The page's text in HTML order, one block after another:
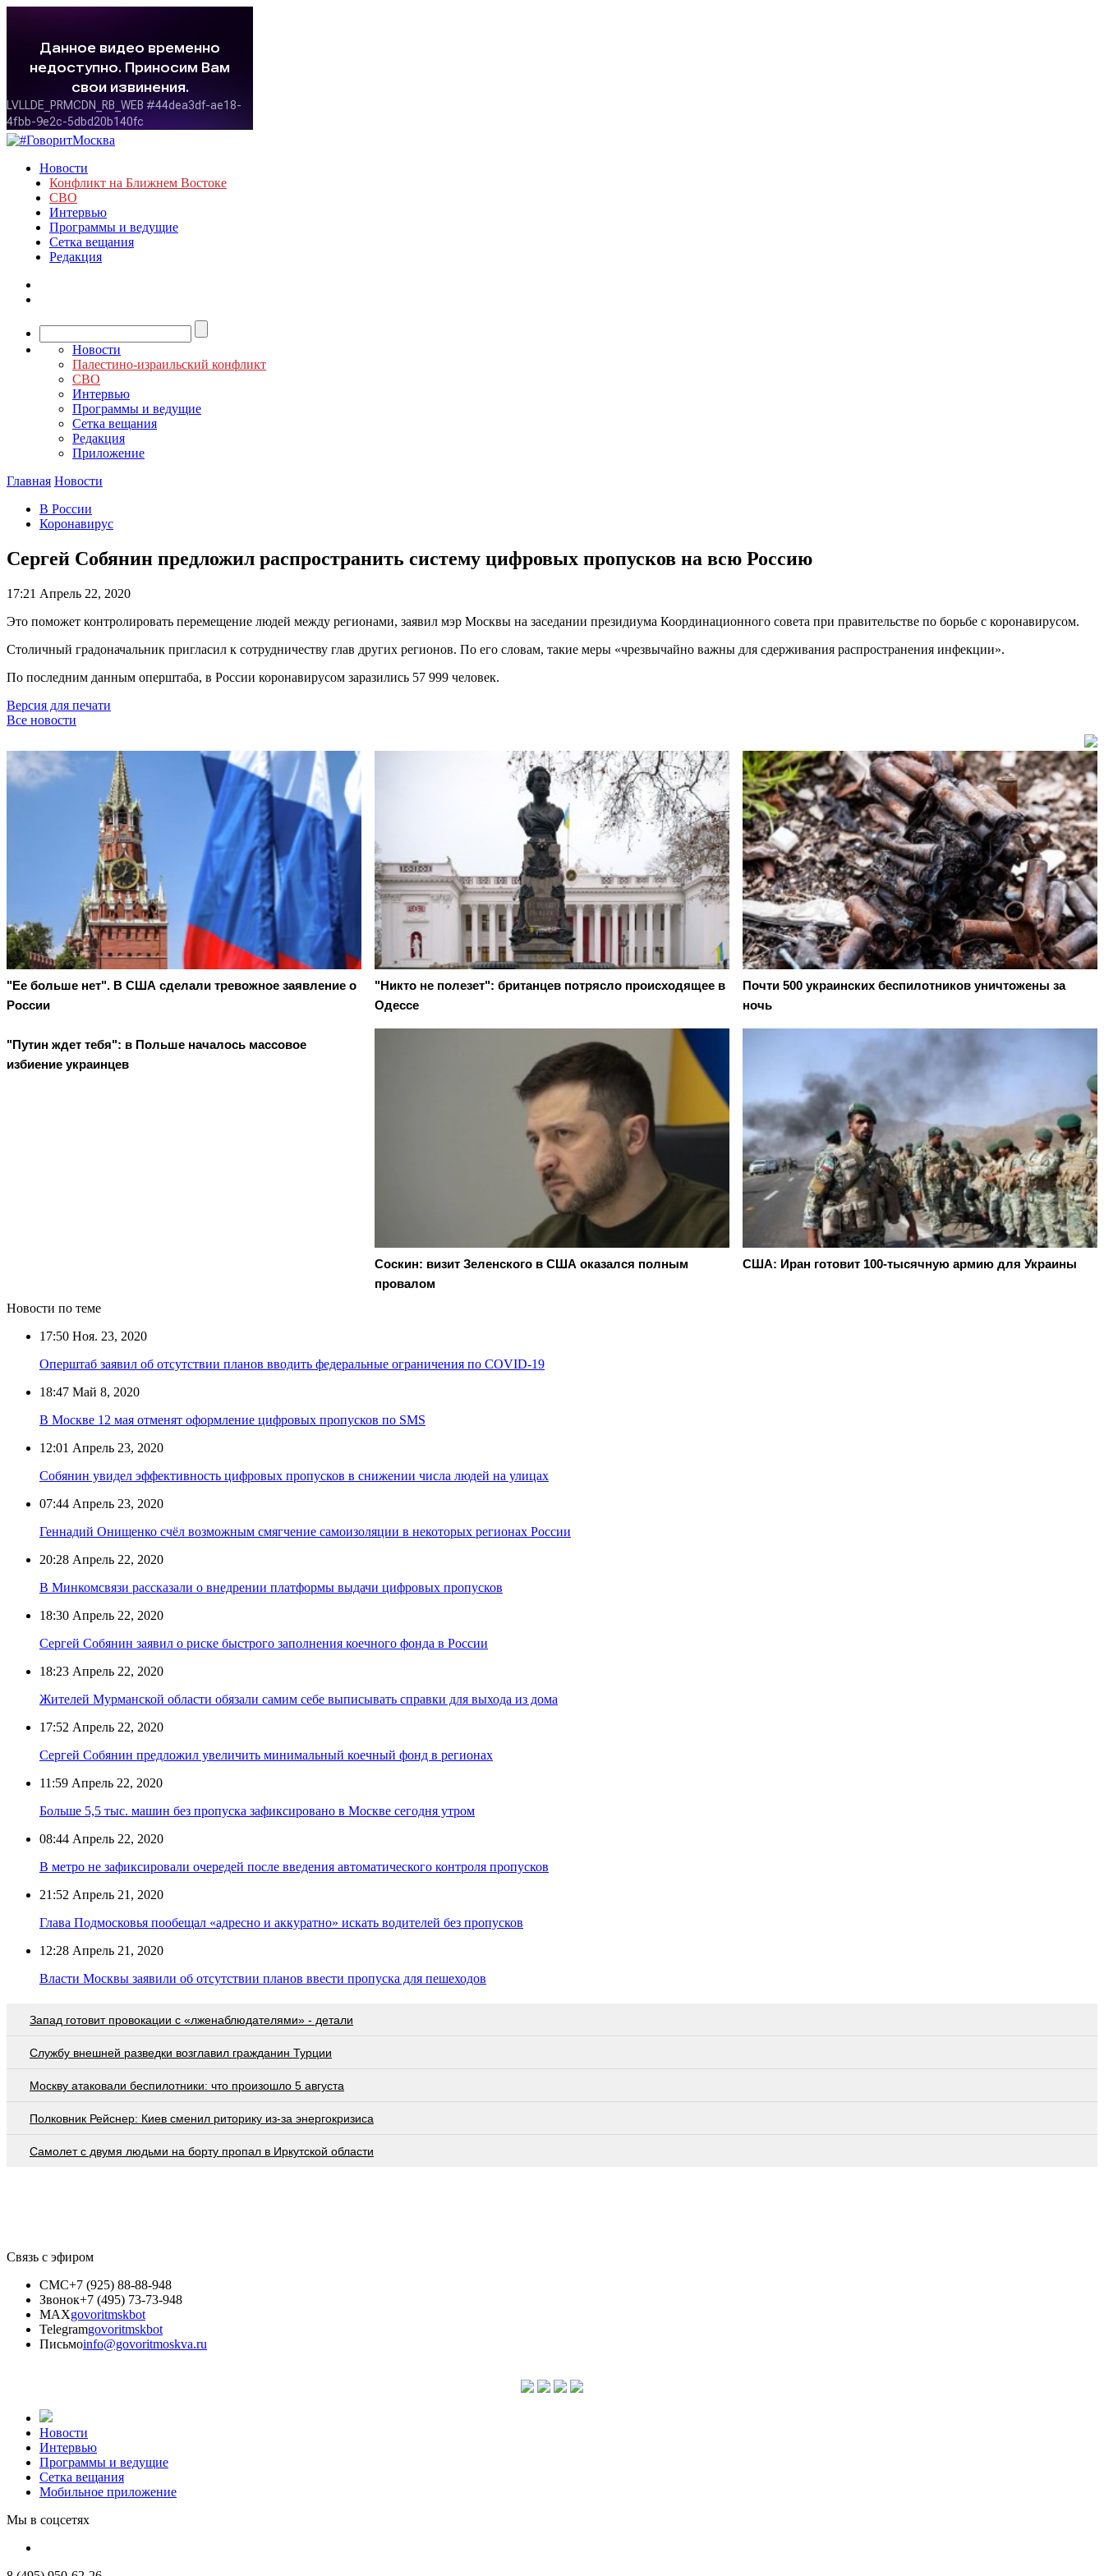
Новости
Конфликт на Ближнем Востоке
СВО
Интервью
Программы и ведущие
Сетка вещания
Редакция
Новости
Палестино-израильский конфликт
СВО
Интервью
Программы и ведущие
Сетка вещания
Редакция
Приложение
Главная Новости
В России
Коронавирус
Сергей Собянин предложил распространить систему цифровых пропусков на всю Россию
17:21 Апрель 22, 2020
Это поможет контролировать перемещение людей между регионами, заявил мэр Москвы на заседании президиума Координационного совета при правительстве по борьбе с коронавирусом.
Столичный градоначальник пригласил к сотрудничеству глав других регионов. По его словам, такие меры «чрезвычайно важны для сдерживания распространения инфекции».
По последним данным оперштаба, в России коронавирусом заразились 57 999 человек.
Версия для печати
Все новости
"Ее больше нет". В США сделали тревожное заявление о
России
"Никто не полезет": британцев потрясло происходящее в
Одессе
Почти 500 украинских беспилотников уничтожены за
ночь
"Путин ждет тебя": в Польше началось массовое
избиение украинцев
Соскин: визит Зеленского в США оказался полным
провалом
США: Иран готовит 100-тысячную армию для Украины
Новости по теме
17:50 Ноя. 23, 2020
Оперштаб заявил об отсутствии планов вводить федеральные ограничения по COVID-19
18:47 Май 8, 2020
В Москве 12 мая отменят оформление цифровых пропусков по SMS
12:01 Апрель 23, 2020
Собянин увидел эффективность цифровых пропусков в снижении числа людей на улицах
07:44 Апрель 23, 2020
Геннадий Онищенко счёл возможным смягчение самоизоляции в некоторых регионах России
20:28 Апрель 22, 2020
В Минкомсвязи рассказали о внедрении платформы выдачи цифровых пропусков
18:30 Апрель 22, 2020
Сергей Собянин заявил о риске быстрого заполнения коечного фонда в России
18:23 Апрель 22, 2020
Жителей Мурманской области обязали самим себе выписывать справки для выхода из дома
17:52 Апрель 22, 2020
Сергей Собянин предложил увеличить минимальный коечный фонд в регионах
11:59 Апрель 22, 2020
Больше 5,5 тыс. машин без пропуска зафиксировано в Москве сегодня утром
08:44 Апрель 22, 2020
В метро не зафиксировали очередей после введения автоматического контроля пропусков
21:52 Апрель 21, 2020
Глава Подмосковья пообещал «адресно и аккуратно» искать водителей без пропусков
12:28 Апрель 21, 2020
Власти Москвы заявили об отсутствии планов ввести пропуска для пешеходов
Запад готовит провокации с «лженаблюдателями» - детали
Службу внешней разведки возглавил гражданин Турции
Москву атаковали беспилотники: что произошло 5 августа
Полковник Рейснер: Киев сменил риторику из-за энергокризиса
Самолет с двумя людьми на борту пропал в Иркутской области
Связь с эфиром
СМС+7 (925) 88-88-948
Звонок+7 (495) 73-73-948
MAXgovoritmskbot
Telegramgovoritmskbot
Письмоinfo@govoritmoskva.ru
Новости
Интервью
Программы и ведущие
Сетка вещания
Мобильное приложение
Мы в соцсетях